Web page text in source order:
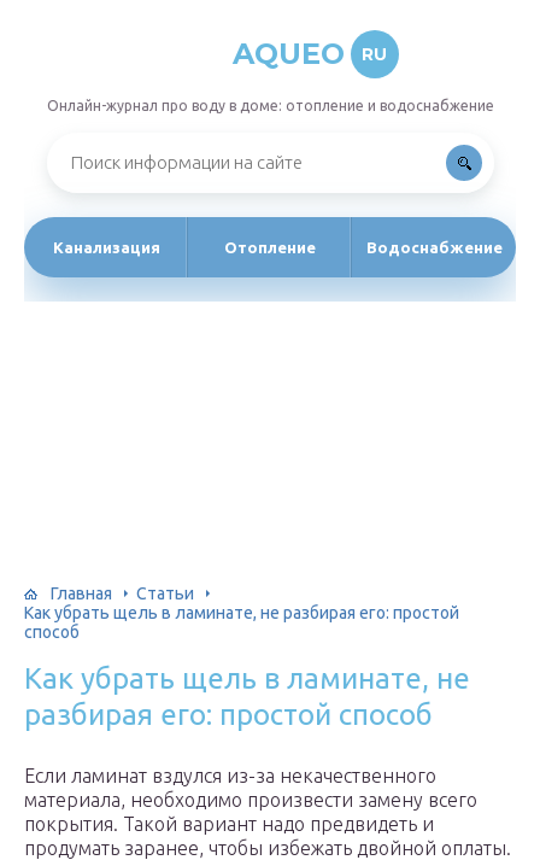
AQUEO RU
Онлайн-журнал про воду в доме: отопление и водоснабжение
Канализация Отопление Водоснабжение
Главная
Статьи
Как убрать щель в ламинате, не разбирая его: простой
способ
Как убрать щель в ламинате, не
разбирая его: простой способ
Если ламинат вздулся из-за некачественного
материала, необходимо произвести замену всего
покрытия. Такой вариант надо предвидеть и
продумать заранее, чтобы избежать двойной оплаты.